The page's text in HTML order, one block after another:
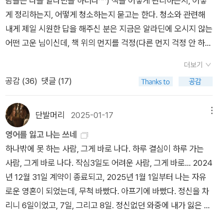
를 위한 실천이라면, 당연히(?!) 절식과 금식이 나오고, 술과 관련
해서는 호르메시스 효과와 관련해 설명한다. 술을 조금 마시는 사
람이 아예 안 마시는 사람보다 더 오래 산다는 결과이기는 한데,
요는 '조금'의 범위가 어디까지인지에 대해 사람마다 의견이 다르
다는 점이다. 이 부분도 흥미롭다. ​외로움이 장수와 노년 생활에
주요한 요소인 건 분명한 듯싶다. 노인이 되면, 활동 반경이 좁아
들이 하나둘 세상을 떠나고, 자식들이 곁을 떠나고 나면, 그렇지
않은 성향의 사람이라 할지라도 쉽게 외로움을 느낄 수 있다. 가
까운 지역에 살고 있어서 왕래가 쉽고, 서로의 일상을 공유할 만
한 친구를 만들어가는 환경을 조성하는 것이 이미 초고령사회에
진입한 우리나라의 주요한 과제 중 하나라고 생각한다. ​ ​​2. 야전
과 영원 ​'읽었어요'가 자랑스러운 책을 마저 읽었다. 라캉과 르장
드르와 푸코를 만나는 시간이 즐겁기는 하였으나, 여전히 내게는
어려운 책이고. 사사키 아타루의 문체가 돋보이는 책이었다고 말
게 정리하는지, 어떻게 청소하는지 묻고는 한다. ​청소와 관련해
내게 제일 시원한 답을 해주신 분은 지금은 알라딘에 오시지 않는
어떤 고운 님이신데, 책 위의 먼지를 걱정(다른 먼지 걱정 안 하는
방법에 따라 책 위 공간에 날짜 지난 달력 종이를 올려놓는다. 햇
빛 가리개로도 좋다. ​​나는 책을 많이 사는 편은 아니었고(강력 주
인데, 그전에는 도서관을 많이 이용했었다. 신간은 희망 도서로
많이 신청하기도 해서, 내가 자주 가는 도서관들은 내가 신청한
책들이 여기저기에 보인다. ​ 페미니즘 책들은 꼭! 줄을 긋고 싶어
서, 다시 읽고 싶어서, 찾아볼 문장들이 있어서 구매하는 편이다.
알라딘 굿즈 받고 싶어서 구매하는 책들도 있다. 아무도 궁금해하
지 않는데 공개하는 최근 주문 목록. 목표는 아크릴 무드등. ​​ 읽고
나서 더 읽을 것 같지 않다고 생각되는 책들은 알라딘 중고서점에
판매하기도 한다. 짧은 생각에 판매했다가 눈물을 흘리게 된 책은
더보기
공감 (36) 댓글 (17)
단발머리 2025-01-17
영어를 잃고 나는 쓰네
하나밖에 못 하는 사람, 그게 바로 나다. 하루 결심이 하루 가는
사람, 그게 바로 나다. 작심3일도 어려운 사람, 그게 바로... ​2024
년 12월 31일 계약이 종료되고, 2025년 1월 1일부터 나는 자유
로운 영혼이 되었는데, 무척 바빴다. 아프기에 바빴다. 정신을 차
리니 6일이었고, 7일, 그리고 8일. 정신없던 와중에 내가 잃은 것